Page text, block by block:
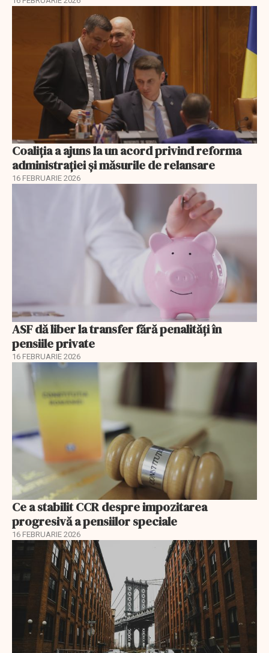
Coaliția a ajuns la un acord privind reforma
administrației și măsurile de relansare
16 FEBRUARIE 2026
ASF dă liber la transfer fără penalități în
pensiile private
16 FEBRUARIE 2026
Ce a stabilit CCR despre impozitarea
progresivă a pensiilor speciale
16 FEBRUARIE 2026